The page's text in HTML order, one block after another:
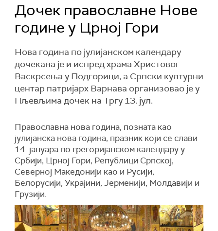
Дочек православне Нове
године у Црној Гори
Нова година по јулијанском календару
дочекана је и испред храма Христовог
Васкрсења у Подгорици, а Српски културни
центар патријарх Варнава организовао је у
Пљевљима дочек на Тргу 13. јул.
Православна нова година, позната као
јулијанска нова година, празник који се слави
14. јануара по грегоријанском календару у
Србији, Црној Гори, Републици Српској,
Северној Македонији као и Русији,
Белорусији, Украјини, Јерменији, Молдавији и
Грузији.